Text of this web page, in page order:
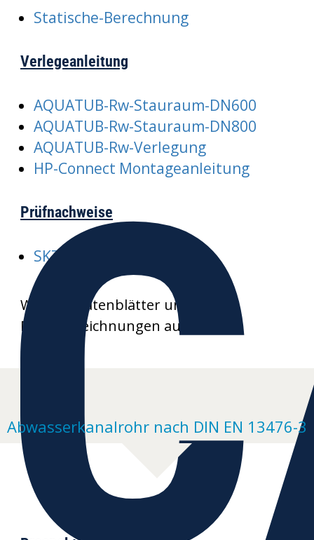
Statische-Berechnung
Verlegeanleitung
AQUATUB-Rw-Stauraum-DN600
AQUATUB-Rw-Stauraum-DN800
AQUATUB-Rw-Verlegung
HP-Connect Montageanleitung
Prüfnachweise
SKZ-A352-AQUATUB-Rw
Weitere Datenblätter und
Produktzeichnungen auf Anfrage
Abwasserkanalrohr nach DIN EN 13476-3